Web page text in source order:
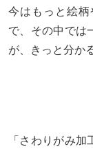
今はもっと絵
で、その中では
が、きっと分か
「さわりがみ